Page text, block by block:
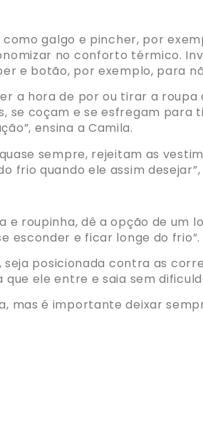
galgo e pincher, por
no conforto térmico.
e botão, por exemplo, para
a hora de por ou tirar a
se coçam e se esfregam
ensina a Camila.
sempre, rejeitam as
quando ele assim
roupinha, dê a opção de um
esconder e ficar longe do frio”.
posicionada contra as
ele entre e saia sem
mas é importante deixar